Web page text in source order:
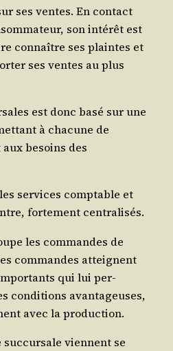
ses ventes. En contact
son inté­rêt est
connaître ses plaintes et
ses ventes au plus
est donc basé sur une
à cha­cune de
besoins des
ser­vices comp­table et
for­te­ment centralisés.
les com­mandes de
com­mandes atteignent
qui lui per­
condi­tions avan­ta­geuses,
avec la production.
suc­cur­sale viennent se